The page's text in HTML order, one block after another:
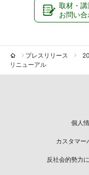
取材・
お問い
プレスリリース
リニューアル
個人
カスタマー
反社会的勢力